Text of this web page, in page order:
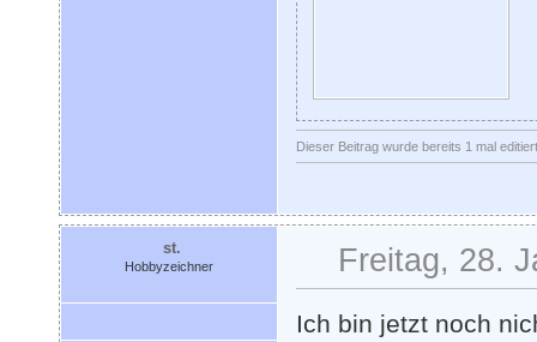
Dieser Beitrag wurde bereits 1 mal
st.
Hobbyzeichner Freitag, 28.
Ich bin jetzt noch